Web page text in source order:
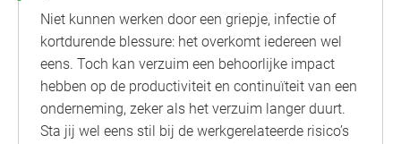
Niet kunnen werken door een griepje, infectie of
kortdurende blessure: het overkomt iedereen wel
eens. Toch kan verzuim een behoorlijke impact
hebben op de productiviteit en continuïteit van een
onderneming, zeker als het verzuim langer duurt.
Sta jij wel eens stil bij de werkgerelateerde risico’s